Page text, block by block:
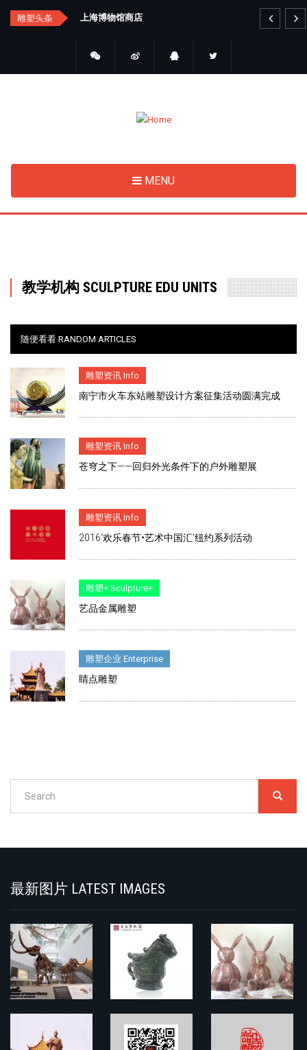
Skip
雕塑头条 上海博物馆商店
MENU
教学机构 SCULPTURE EDU UNITS
随便看看 RANDOM ARTICLES
雕塑资讯 Info
南宁市火车东站雕塑设计方案征集活动圆满完成
雕塑资讯 Info
苍穹之下——回归外光条件下的户外雕塑展
雕塑资讯 Info
2016‘欢乐春节•艺术中国汇’纽约系列活动
雕塑+ Sculpture+
艺品金属雕塑
雕塑企业 Enterprise
睛点雕塑
最新图片 LATEST IMAGES